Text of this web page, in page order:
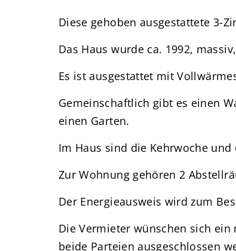
Diese gehoben ausgestattete 3-
Das Haus wurde ca. 1992,
Es ist ausgestattet mit
Gemeinschaftlich gibt es einen
einen Garten.
Im Haus sind die Kehrwoche
Zur Wohnung gehören 2
Der Energieausweis wird zum
Die Vermieter wünschen sich
beide Parteien ausgeschlossen